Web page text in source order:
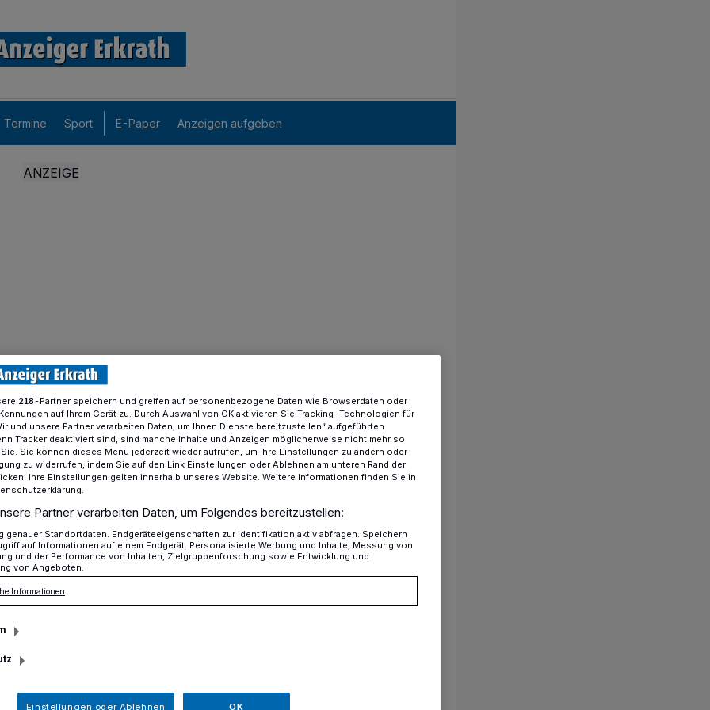
Termine Sport E-Paper Anzeigen aufgeben
„Lernen, aufs Bauchgefühl zu hören“
Bauchgefühl zu
lädt die Selbsthilfegruppe mit
MS-Treff-Erkrath zur
In der vergangenen Woche war es
218-Partner speichern und greifen auf personenbezogene Daten wie Browserdaten oder
auf Ihrem Gerät zu. Durch Auswahl von OK aktivieren Sie Tracking-Technologien für
und unsere Partner verarbeiten Daten, um Ihnen Dienste bereitzustellen“ aufgeführten
Tracker deaktiviert sind, sind manche Inhalte und Anzeigen möglicherweise nicht mehr so
Sie können dieses Menü jederzeit wieder aufrufen, um Ihre Einstellungen zu ändern oder
zu widerrufen, indem Sie auf den Link Einstellungen oder Ablehnen am unteren Rand der
Ihre Einstellungen gelten innerhalb unseres Website. Weitere Informationen finden Sie in
Partner verarbeiten Daten, um Folgendes bereitzustellen:
genauer Standortdaten. Endgeräteeigenschaften zur Identifikation aktiv abfragen. Speichern
auf Informationen auf einem Endgerät. Personalisierte Werbung und Inhalte, Messung von
und der Performance von Inhalten, Zielgruppenforschung sowie Entwicklung und
von Angeboten.
Informationen
Einstellungen oder Ablehnen OK